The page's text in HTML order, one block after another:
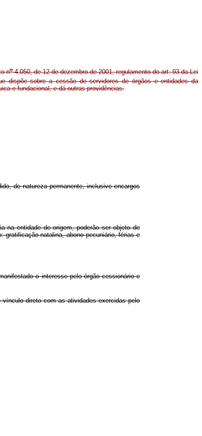
no4.050, de 12 de dezembro de 2001, regulamento do art. 93 da Lei
dispõe sobre a cessão de servidores de órgãos e entidades da
e fundacional, e dá outras providências.
de natureza permanente, inclusive encargos
na entidade de origem, poderão ser objeto de
natalina, abono pecuniário, férias e
o interesse pelo órgão cessionário e
direto com as atividades exercidas pelo